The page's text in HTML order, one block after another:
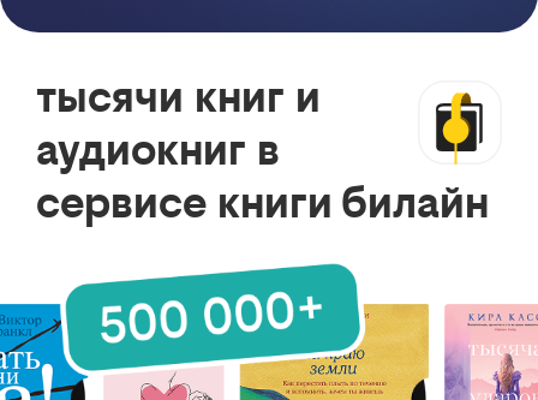
тысячи книг и
аудиокниг в
сервисе книги билайн